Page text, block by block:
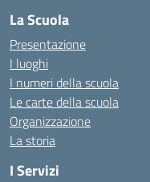
La Scuola
Presentazione
I luoghi
I numeri della scuola
Le carte della scuola
Organizzazione
La storia
I Servizi